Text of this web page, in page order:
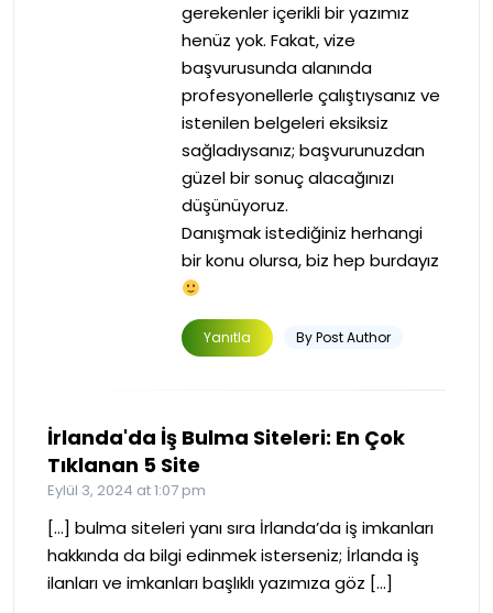
gerekenler içerikli bir yazımız
henüz yok. Fakat, vize
başvurusunda alanında
profesyonellerle çalıştıysanız ve
istenilen belgeleri eksiksiz
sağladıysanız; başvurunuzdan
güzel bir sonuç alacağınızı
düşünüyoruz.
Danışmak istediğiniz herhangi
bir konu olursa, biz hep burdayız
Yanıtla By Post Author
İrlanda'da İş Bulma Siteleri: En Çok
Tıklanan 5 Site
Eylül 3, 2024 at 1:07 pm
[…] bulma siteleri yanı sıra İrlanda’da iş imkanları
hakkında da bilgi edinmek isterseniz; İrlanda iş
ilanları ve imkanları başlıklı yazımıza göz […]